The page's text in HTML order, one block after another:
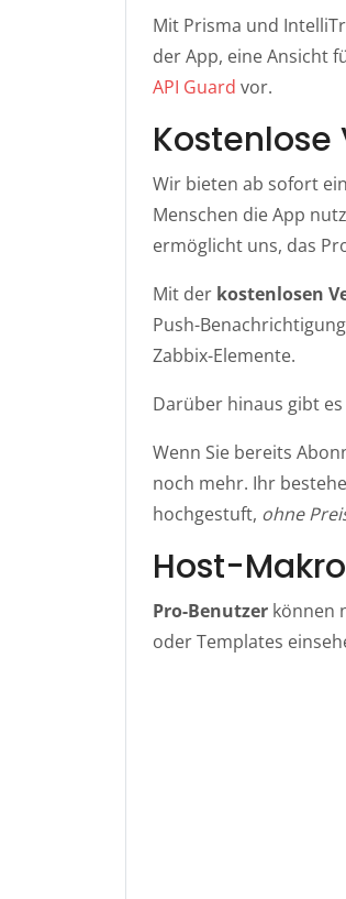
Mit Prisma und
der App, eine Ansicht
API Guard vor.
Kostenlose
Wir bieten ab sofort
Menschen die App
ermöglicht uns, das
Mit der kostenlosen
Push-
Zabbix-Elemente.
Darüber hinaus gibt
Wenn Sie bereits
noch mehr. Ihr
hochgestuft, ohne
Host-
Pro-Benutzer können
oder Templates